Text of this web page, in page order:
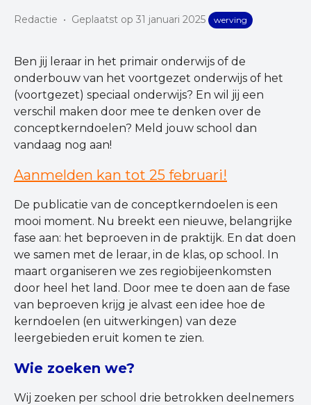
Redactie • Geplaatst op 31 januari 2025 werving
Ben jij leraar in het primair onderwijs of de
onderbouw van het voortgezet onderwijs of het
(voortgezet) speciaal onderwijs? En wil jij een
verschil maken door mee te denken over de
conceptkerndoelen? Meld jouw school dan
vandaag nog aan!
Aanmelden kan tot 25 februari!
De publicatie van de conceptkerndoelen is een
mooi moment. Nu breekt een nieuwe, belangrijke
fase aan: het beproeven in de praktijk. En dat doen
we samen met de leraar, in de klas, op school. In
maart organiseren we zes regiobijeenkomsten
door heel het land. Door mee te doen aan de fase
van beproeven krijg je alvast een idee hoe de
kerndoelen (en uitwerkingen) van deze
leergebieden eruit komen te zien.
Wie zoeken we?
Wij zoeken per school drie betrokken deelnemers